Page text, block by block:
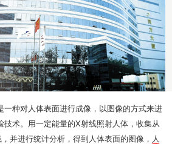
种对人体表面进行成像，以图像的方式来进
技术。用一定能量的X射线照射人体，收集从
并进行统计分析，得到人体表面的图像，人